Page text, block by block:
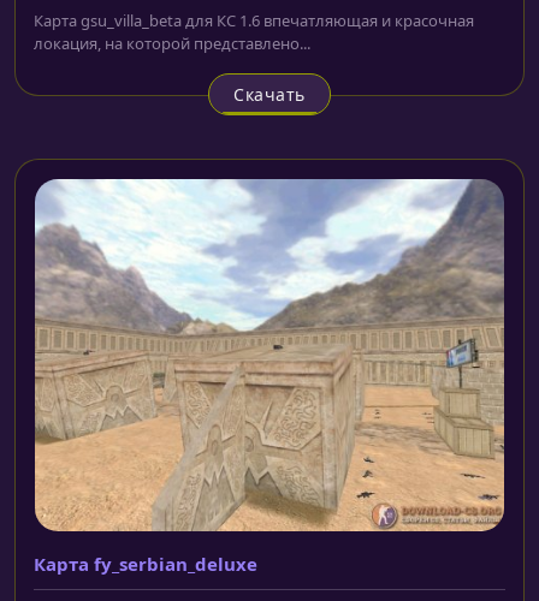
Карта gsu_villa_beta для КС 1.6 впечатляющая и красочная
локация, на которой представлено...
Скачать
Карта fy_serbian_deluxe